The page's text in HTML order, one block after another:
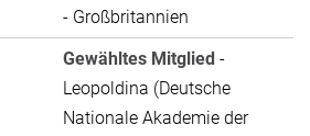
- Großbritannien
Gewähltes Mitglied -
Leopoldina (Deutsche
Nationale Akademie der